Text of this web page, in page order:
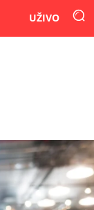
UŽIVO